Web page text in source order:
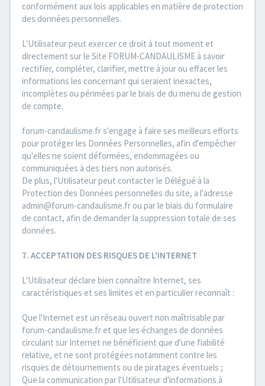
conformément aux lois applicables en matière de protection
des données personnelles.
L'Utilisateur peut exercer ce droit à tout moment et
directement sur le Site FORUM-CANDAULISME à savoir
rectifier, compléter, clarifier, mettre à jour ou effacer les
informations les concernant qui seraient inexactes,
incomplètes ou périmées par le biais de du menu de gestion
de compte.
forum-candaulisme.fr s'engage à faire ses meilleurs efforts
pour protéger les Données Personnelles, afin d'empêcher
qu'elles ne soient déformées, endommagées ou
communiquées à des tiers non autorisés.
De plus, l'Utilisateur peut contacter le Délégué à la
Protection des Données personnelles du site, a l'adresse
admin@forum-candaulisme.fr ou par le biais du formulaire
de contact, afin de demander la suppression totale de ses
données.
7. ACCEPTATION DES RISQUES DE L'INTERNET
L'Utilisateur déclare bien connaître Internet, ses
caractéristiques et ses limites et en particulier reconnaît :
Que l'Internet est un réseau ouvert non maîtrisable par
forum-candaulisme.fr et que les échanges de données
circulant sur Internet ne bénéficient que d'une fiabilité
relative, et ne sont protégées notamment contre les
risques de détournements ou de piratages éventuels ;
Que la communication par l'Utilisateur d'informations à